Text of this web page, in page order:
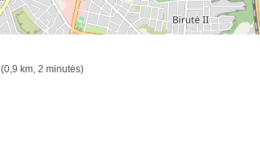
(0,9 km, 2 minutės)